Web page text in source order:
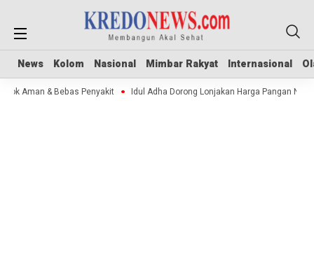
News Kolom Nasional Mimbar Rakyat Internasional
News Kolom Nasional Mimbar Rakyat Internasional
Aman & Bebas Penyakit Idul Adha Dorong Lonjakan Harga Pangan